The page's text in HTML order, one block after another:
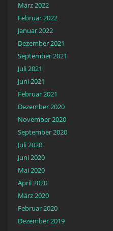
März 2022
Februar 2022
Januar 2022
Dezember 2021
September 2021
Juli 2021
Juni 2021
Februar 2021
Dezember 2020
November 2020
September 2020
Juli 2020
Juni 2020
Mai 2020
April 2020
März 2020
Februar 2020
Dezember 2019